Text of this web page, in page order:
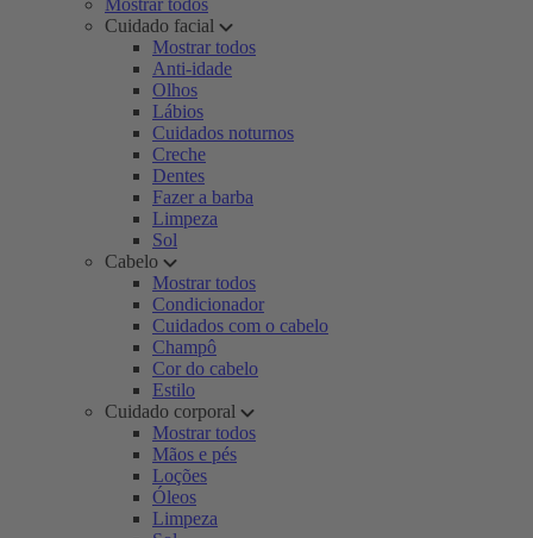
Mostrar todos
Cuidado facial
Mostrar todos
Anti-idade
Olhos
Lábios
Cuidados noturnos
Creche
Dentes
Fazer a barba
Limpeza
Sol
Cabelo
Mostrar todos
Condicionador
Cuidados com o cabelo
Champô
Cor do cabelo
Estilo
Cuidado corporal
Mostrar todos
Mãos e pés
Loções
Óleos
Limpeza